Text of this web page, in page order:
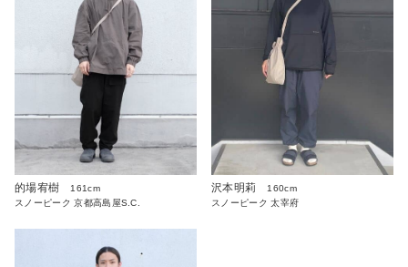
的場宥樹
161cm
スノーピーク 京都高島屋S.C.
沢本明莉
160cm
スノーピーク 太宰府